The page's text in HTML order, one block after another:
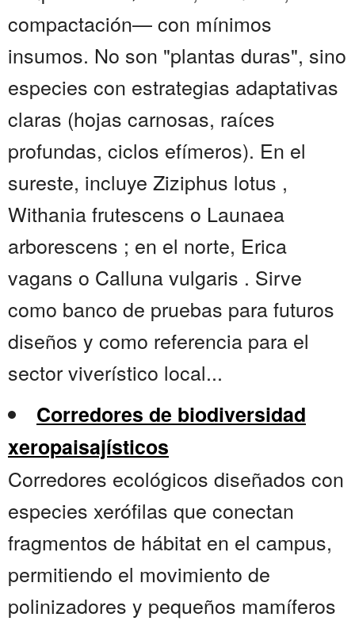
compactación— con mínimos
insumos. No son "plantas duras", sino
especies con estrategias adaptativas
claras (hojas carnosas, raíces
profundas, ciclos efímeros). En el
sureste, incluye Ziziphus lotus ,
Withania frutescens o Launaea
arborescens ; en el norte, Erica
vagans o Calluna vulgaris . Sirve
como banco de pruebas para futuros
diseños y como referencia para el
sector viverístico local...
Corredores de biodiversidad
xeropaisajísticos
Corredores ecológicos diseñados con
especies xerófilas que conectan
fragmentos de hábitat en el campus,
permitiendo el movimiento de
polinizadores y pequeños mamíferos